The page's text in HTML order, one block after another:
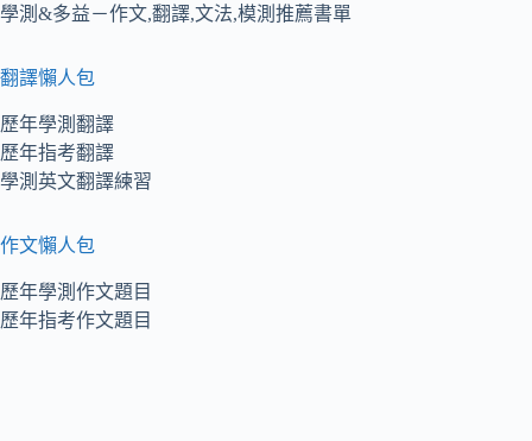
學測&多益－作文,翻譯,文法,模測推薦書單
翻譯懶人包
歷年學測翻譯
歷年指考翻譯
學測英文翻譯練習
作文懶人包
歷年學測作文題目
歷年指考作文題目